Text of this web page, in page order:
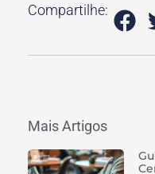
Compartilhe:
Mais Artigos